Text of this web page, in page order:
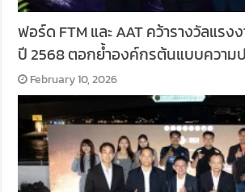
ฟอร์ด FTM และ AAT คว้ารางวัลแรง
ปี 2568 ตอกย้ำองค์กรต้นแบบความ
February 10, 2026